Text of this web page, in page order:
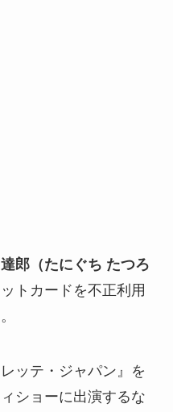
郎（たにぐち たつろ
トカードを不正利用
ッテ・ジャパン』を
ショーに出演するな